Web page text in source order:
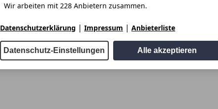
Wir arbeiten mit 228 Anbietern zusammen.
Datenschutzerklärung | Impressum | Anbieterliste
Datenschutz-Einstellungen Alle akzeptieren